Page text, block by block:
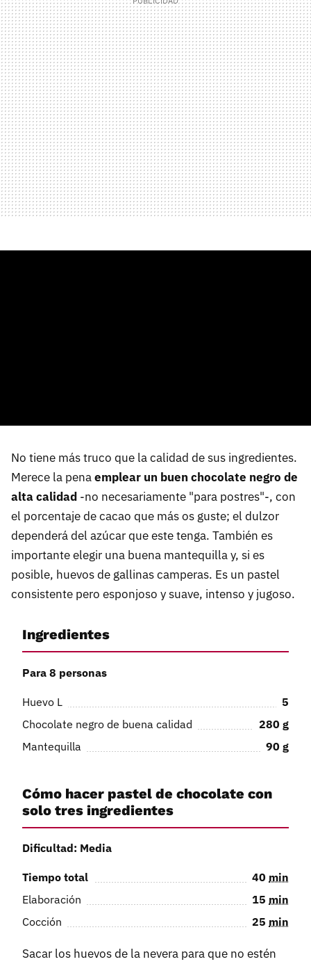
No tiene más truco que la calidad de sus ingredientes.
Merece la penaemplear un buen chocolate negro de
alta calidad -no necesariamente "para postres"-, con
el porcentaje de cacao que más os guste; el dulzor
dependerá del azúcar que este tenga. También es
importante elegir una buena mantequilla y, si es
posible, huevos de gallinas camperas. Es un pastel
consistente pero esponjoso y suave, intenso y jugoso.
Ingredientes
Para 8 personas
Huevo L
5
Chocolate negro de buena calidad
280 g
Mantequilla
90 g
Cómo hacer pastel de chocolate con
solo tres ingredientes
Dificultad: Media
Tiempo total 40 min
Elaboración
15 min
Cocción
25 min
Sacar los huevos de la nevera para que no estén